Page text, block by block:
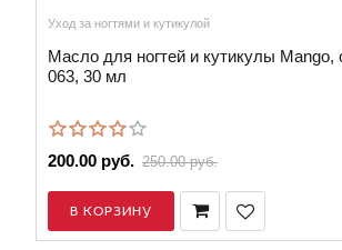
Уход за ногтями и кутикулой
Масло для ногтей и кутикулы Mango,
063, 30 мл
200.00 руб. 250.00 руб.
В КОРЗИНУ